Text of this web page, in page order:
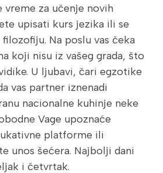
vreme za učenje novih
upisati kurs jezika ili se
Na poslu vas čeka
koji nisu iz vašeg grada, što
U ljubavi, čari egzotike
vas partner iznenadi
nacionalne kuhinje neke
Vage upoznaće
platforme ili
unos šećera. Najbolji dani
i četvrtak.